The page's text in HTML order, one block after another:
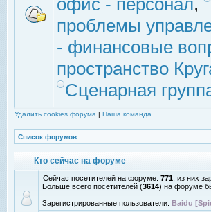
офис - персонал,
проблемы
- финансовые
пространство
Сценарная
Удалить cookies форума | Наша команда
Список форумов
Кто сейчас на форуме
Сейчас посетителей на форуме: 771 , из них
Больше всего посетителей (3614) на форуме
Зарегистрированные пользователи: Baidu